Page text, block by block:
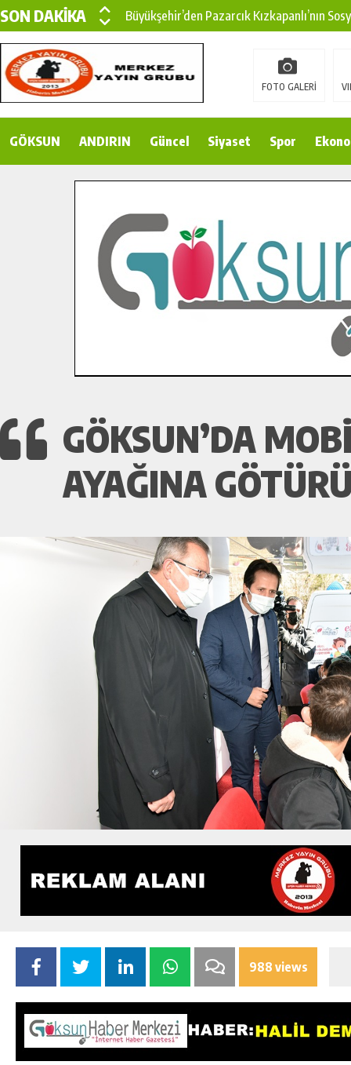
SON DAKİKA
Büyükşehir’den Pazarcık Kızkapanlı’nın
Büyükşehir’den Pazarcık Kırsalına Modern
Çin’den KSÜ’ye Uluslararası Başarı:
Gençler Pusula Maraş Kampında Yeni
İlçe Jandarma Komutanı Karakaya’dan
Bertiz’in Yeni Köprüsünde Sona Doğru.
FOTO GALERİ
GÖKSUN ANDIRIN Güncel Siyaset Spor
GÖKSUN’DA
AYAĞINA
988 views